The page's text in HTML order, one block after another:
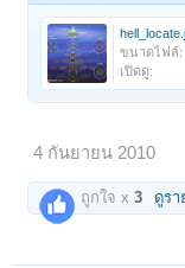
ขนาดไฟล์:
เปิดดู:
4 กันยายน 2010
ถูกใจ x3 ดูรา